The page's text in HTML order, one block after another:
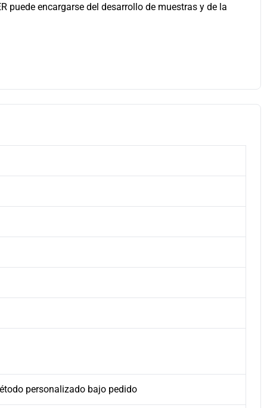
puede encargarse del desarrollo de muestras y de la
personalizado bajo pedido